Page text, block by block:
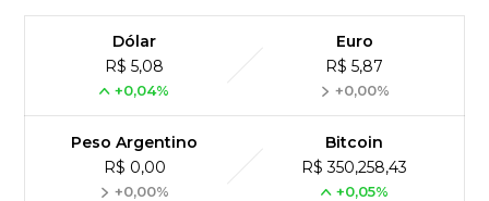
Dólar
R$ 5,08
+0,04%
Euro
R$ 5,87
+0,00%
Peso Argentino
R$ 0,00
+0,00%
Bitcoin
R$ 350,258,43
+0,05%